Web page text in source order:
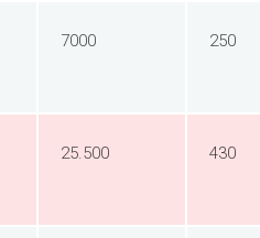
7000 250
25.500 430